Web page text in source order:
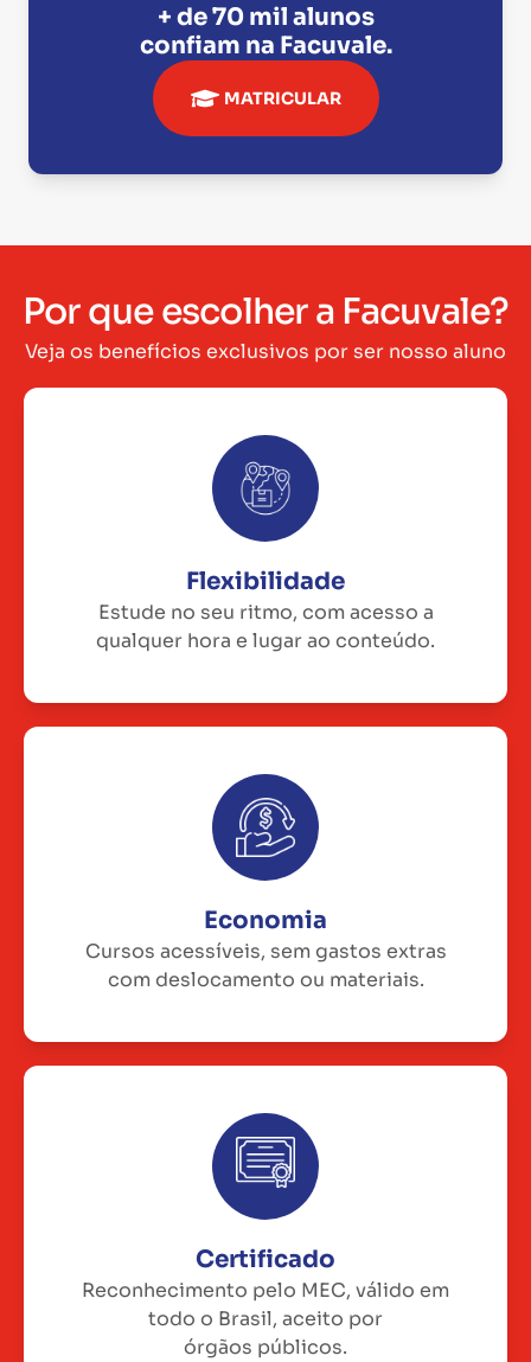
+ de 70 mil alunos
confiam na Facuvale.
MATRICULAR
Por que escolher a Facuvale?
Veja os benefícios exclusivos por ser nosso aluno
Flexibilidade
Estude no seu ritmo, com acesso a
qualquer hora e lugar ao conteúdo.
Economia
Cursos acessíveis, sem gastos extras
com deslocamento ou materiais.
Certificado
Reconhecimento pelo MEC, válido em
todo o Brasil, aceito por
órgãos públicos.